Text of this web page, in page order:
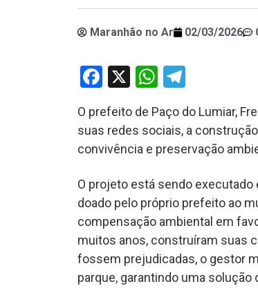
Maranhão no Ar 02/03/2026
Facebook
X WhatsApp
O prefeito de Paço do Lumiar,
suas redes sociais, a
convivência e preservação
O projeto está sendo
doado pelo próprio prefeito ao
compensação ambiental em
muitos anos, construíram suas
fossem prejudicadas, o gestor
parque, garantindo uma